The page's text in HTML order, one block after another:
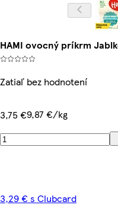
HAMI ovocný príkrm
Zatiaľ bez hodnotení
3,75 €9,87 €/kg
3,29 € s Clubcard